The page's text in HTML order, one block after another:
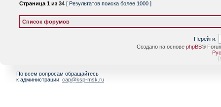
Страница 1 из 34 [ Результатов поиска более 1000 ]
Список форумов
Перейти:
Создано на основе phpBB®
[
По всем вопросам обращайтесь
к администрации: cap@ksp-msk.ru